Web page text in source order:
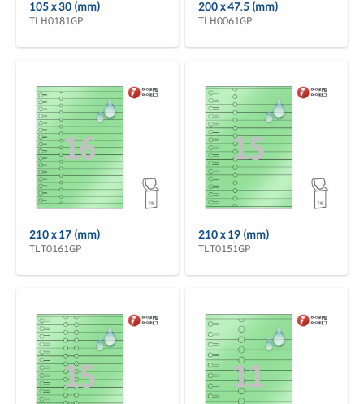
105 x 30 (mm)
TLH0181GP
200 x 47.5 (mm)
TLH0061GP
210 x 17 (mm)
TLT0161GP
210 x 19 (mm)
TLT0151GP